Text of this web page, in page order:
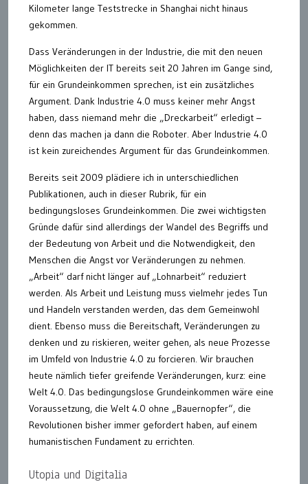
Kilometer lange Teststrecke in Shanghai nicht hinaus
gekommen.
Dass Veränderungen in der Industrie, die mit den neuen
Möglichkeiten der IT bereits seit 20 Jahren im Gange sind,
für ein Grundeinkommen sprechen, ist ein zusätzliches
Argument. Dank Industrie 4.0 muss keiner mehr Angst
haben, dass niemand mehr die „Dreckarbeit“ erledigt –
denn das machen ja dann die Roboter. Aber Industrie 4.0
ist kein zureichendes Argument für das Grundeinkommen.
Bereits seit 2009 plädiere ich in unterschiedlichen
Publikationen, auch in dieser Rubrik, für ein
bedingungsloses Grundeinkommen. Die zwei wichtigsten
Gründe dafür sind allerdings der Wandel des Begriffs und
der Bedeutung von Arbeit und die Notwendigkeit, den
Menschen die Angst vor Veränderungen zu nehmen.
„Arbeit“ darf nicht länger auf „Lohnarbeit“ reduziert
werden. Als Arbeit und Leistung muss vielmehr jedes Tun
und Handeln verstanden werden, das dem Gemeinwohl
dient. Ebenso muss die Bereitschaft, Veränderungen zu
denken und zu riskieren, weiter gehen, als neue Prozesse
im Umfeld von Industrie 4.0 zu forcieren. Wir brauchen
heute nämlich tiefer greifende Veränderungen, kurz: eine
Welt 4.0. Das bedingungslose Grundeinkommen wäre eine
Voraussetzung, die Welt 4.0 ohne „Bauernopfer“, die
Revolutionen bisher immer gefordert haben, auf einem
humanistischen Fundament zu errichten.
Utopia und Digitalia